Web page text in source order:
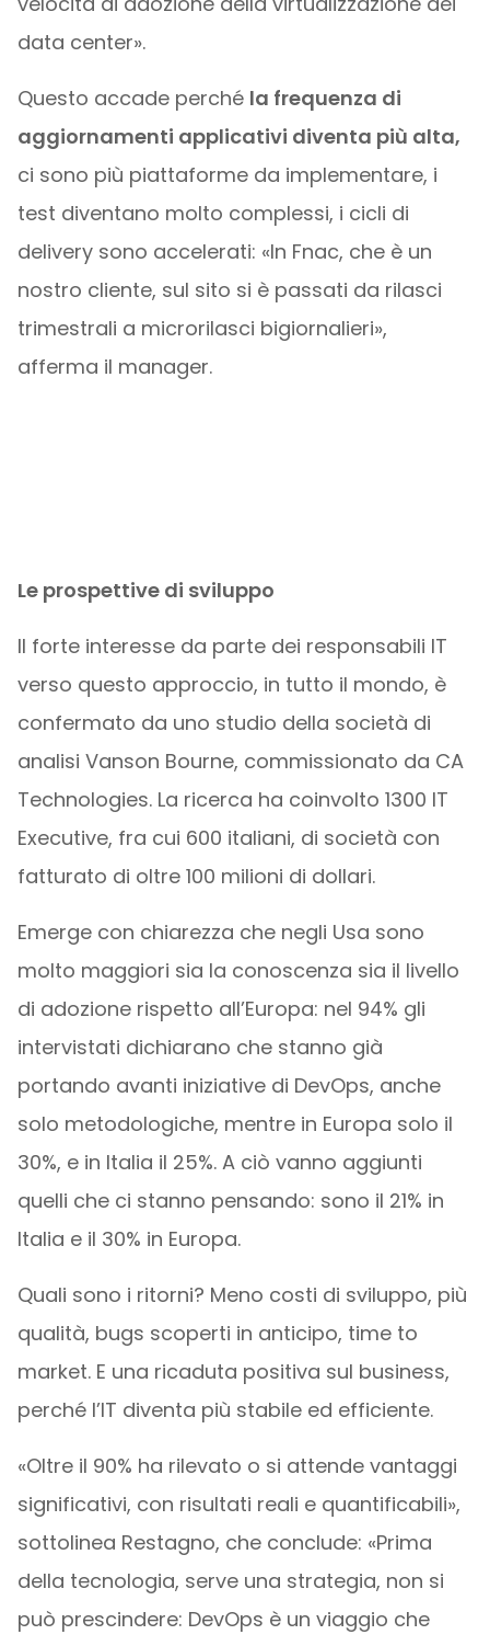
data center».
Questo accade perché la frequenza di
aggiornamenti applicativi diventa più alta,
ci sono più piattaforme da implementare, i
test diventano molto complessi, i cicli di
delivery sono accelerati: «In Fnac, che è un
nostro cliente, sul sito si è passati da rilasci
trimestrali a microrilasci bigiornalieri»,
afferma il manager.
Le prospettive di sviluppo
Il forte interesse da parte dei responsabili IT
verso questo approccio, in tutto il mondo, è
confermato da uno studio della società di
analisi Vanson Bourne, commissionato da CA
Technologies. La ricerca ha coinvolto 1300 IT
Executive, fra cui 600 italiani, di società con
fatturato di oltre 100 milioni di dollari.
Emerge con chiarezza che negli Usa sono
molto maggiori sia la conoscenza sia il livello
di adozione rispetto all’Europa: nel 94% gli
intervistati dichiarano che stanno già
portando avanti iniziative di DevOps, anche
solo metodologiche, mentre in Europa solo il
30%, e in Italia il 25%. A ciò vanno aggiunti
quelli che ci stanno pensando: sono il 21% in
Italia e il 30% in Europa.
Quali sono i ritorni? Meno costi di sviluppo, più
qualità, bugs scoperti in anticipo, time to
market. E una ricaduta positiva sul business,
perché l’IT diventa più stabile ed efficiente.
«Oltre il 90% ha rilevato o si attende vantaggi
significativi, con risultati reali e quantificabili»,
sottolinea Restagno, che conclude: «Prima
della tecnologia, serve una strategia, non si
può prescindere: DevOps è un viaggio che